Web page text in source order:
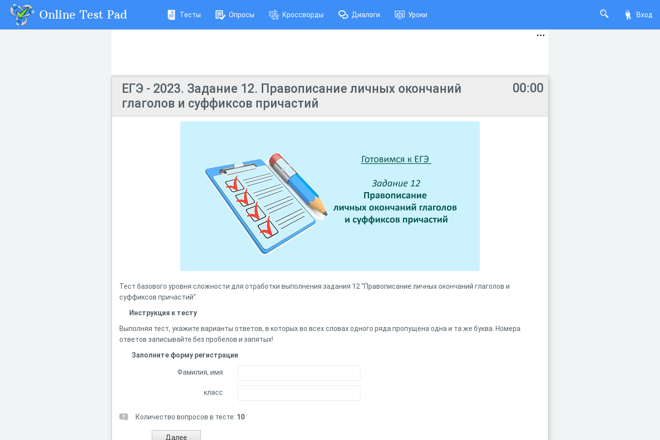
Вход
Online Test Pad Тесты Опросы Кроссворды Диалоги Уроки
00:00
ЕГЭ - 2023. Задание 12. Правописание личных окончаний
глаголов и суффиксов причастий
Тест базового уровня сложности для отработки выполнения задания 12 "Правописание личных окончаний глаголов и
суффиксов причастий".
Инструкция к тесту
Выполняя тест, укажите варианты ответов, в которых во всех словах одного ряда пропущена одна и та же буква. Номера
ответов записывайте без пробелов и запятых!
Заполните форму регистрации
Фамилия, имя
класс
Количество вопросов в тесте: 10